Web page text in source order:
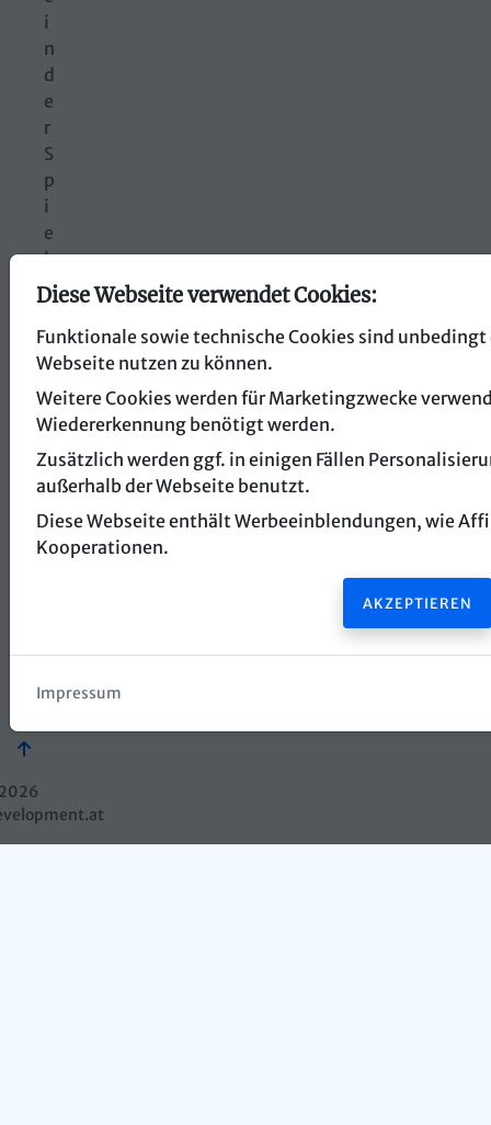
Diese Webseite verwendet Cookies:
Funktionale sowie technische Cookies sind
Webseite nutzen zu können.
Weitere Cookies werden für Marketingzwecke
Wiedererkennung benötigt werden.
Zusätzlich werden ggf. in einigen Fällen
außerhalb der Webseite benutzt.
Diese Webseite enthält Werbeeinblendungen, wie
Kooperationen.
AKZEPTIEREN
Impressum
i
n
d
e
r
S
p
i
e
l
e
r
a
n
c
e
exitrooms.at
Impressum